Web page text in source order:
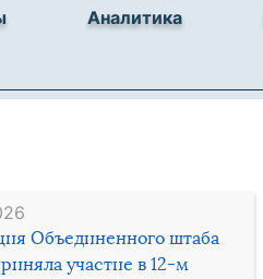
Аналитика
Объединенного штаба
участие в 12-м